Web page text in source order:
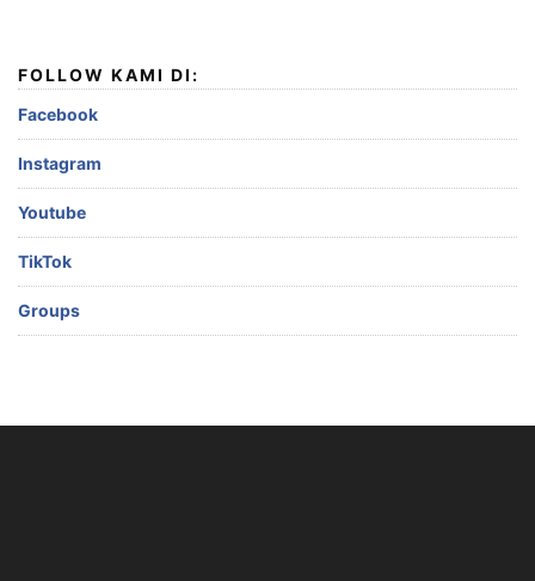
FOLLOW KAMI DI:
Facebook
Instagram
Youtube
TikTok
Groups